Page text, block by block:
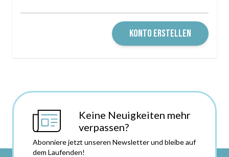
KONTO ERSTELLEN
Keine Neuigkeiten mehr
verpassen?
Abonniere jetzt unseren Newsletter und bleibe auf
dem Laufenden!